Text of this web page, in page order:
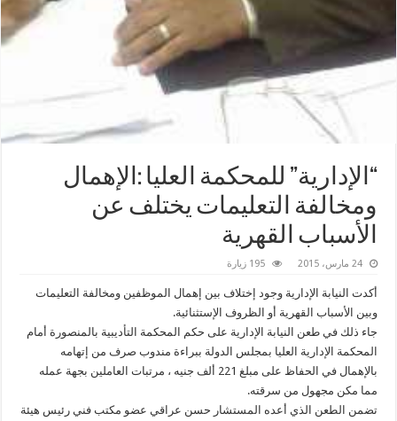
“الإدارية” للمحكمة العليا :الإهمال
ومخالفة التعليمات يختلف عن
الأسباب القهرية
24 مارس، 2015 195 زيارة
أكدت النيابة الإدارية وجود إختلاف بين إهمال الموظفين ومخالفة التعليمات
وبين الأسباب القهرية أو الظروف الإستثنائية.
جاء ذلك في طعن النيابة الإدارية على حكم المحكمة التأديبية بالمنصورة أمام
المحكمة الإدارية العليا بمجلس الدولة ببراءة مندوب صرف من إتهامه
بالإهمال في الحفاظ على مبلغ 221 ألف جنيه ، مرتبات العاملين بجهة عمله
مما مكن مجهول من سرقته.
تضمن الطعن الذي أعده المستشار حسن عراقي عضو مكتب فني رئيس هيئة